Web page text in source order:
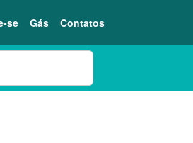
se Gás Contatos